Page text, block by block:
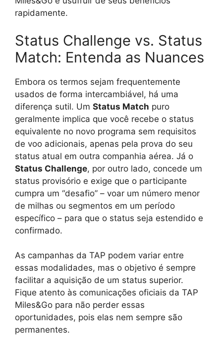
rapidamente.
Status Challenge vs. Status
Match: Entenda as Nuances
Embora os termos sejam frequentemente
usados de forma intercambiável, há uma
diferença sutil. Um Status Match puro
geralmente implica que você recebe o status
equivalente no novo programa sem requisitos
de voo adicionais, apenas pela prova do seu
status atual em outra companhia aérea. Já o
Status Challenge, por outro lado, concede um
status provisório e exige que o participante
cumpra um “desafio” – voar um número menor
de milhas ou segmentos em um período
específico – para que o status seja estendido e
confirmado.
As campanhas da TAP podem variar entre
essas modalidades, mas o objetivo é sempre
facilitar a aquisição de um status superior.
Fique atento às comunicações oficiais da TAP
Miles&Go para não perder essas
oportunidades, pois elas nem sempre são
permanentes.